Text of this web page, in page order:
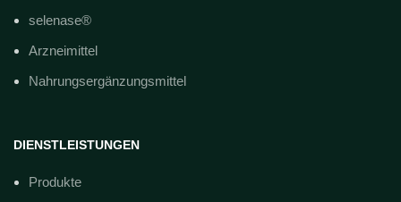
selenase®
Arzneimittel
Nahrungsergänzungsmittel
DIENSTLEISTUNGEN
Produkte